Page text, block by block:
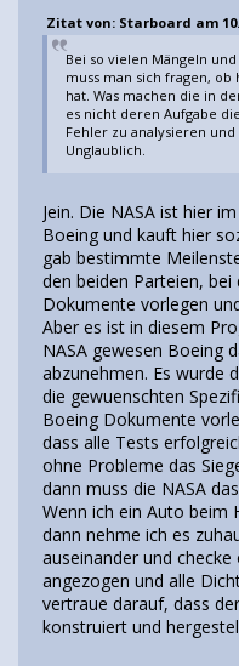
Zitat von: Starboard am 10.
Bei so vielen Mängeln
muss man sich fragen, ob
hat. Was machen die in
es nicht deren Aufgabe
Fehler zu analysieren
Unglaublich.
Jein. Die NASA ist hier
Boeing und kauft hier
gab bestimmte
den beiden Parteien,
Dokumente vorlegen
Aber es ist in diesem
NASA gewesen Boeing
abzunehmen. Es wurde
die gewuenschten
Boeing Dokumente
dass alle Tests
ohne Probleme das
dann muss die NASA
Wenn ich ein Auto beim
dann nehme ich es
auseinander und checke
angezogen und alle
vertraue darauf, dass
konstruiert und